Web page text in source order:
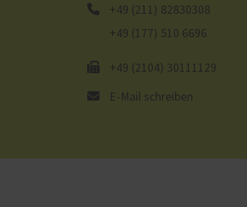
+49 (211) 82830308
+49 (177) 510 6696
+49 (2104) 30111129
E-Mail schreiben